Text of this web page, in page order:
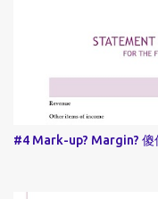
#4 Mark-up? Margin? 傻